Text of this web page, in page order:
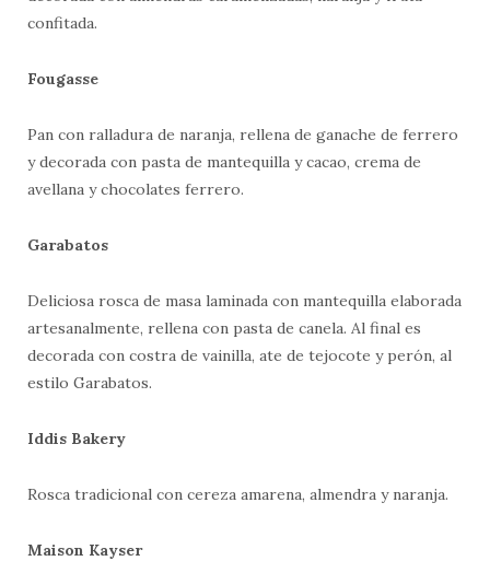
confitada.
Fougasse
Pan con ralladura de naranja, rellena de ganache de ferrero
y decorada con pasta de mantequilla y cacao, crema de
avellana y chocolates ferrero.
Garabatos
Deliciosa rosca de masa laminada con mantequilla elaborada
artesanalmente, rellena con pasta de canela. Al final es
decorada con costra de vainilla, ate de tejocote y perón, al
estilo Garabatos.
Iddis Bakery
Rosca tradicional con cereza amarena, almendra y naranja.
Maison Kayser